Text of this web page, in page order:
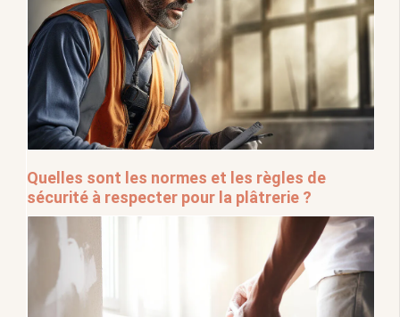
Quelles sont les normes et les règles de
sécurité à respecter pour la plâtrerie ?